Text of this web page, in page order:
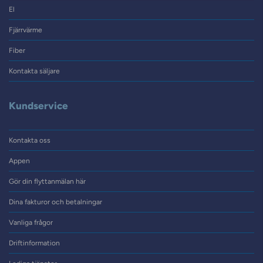
El
Fjärrvärme
Fiber
Kontakta säljare
Kundservice
Kontakta oss
Appen
Gör din flyttanmälan här
Dina fakturor och betalningar
Vanliga frågor
Driftinformation